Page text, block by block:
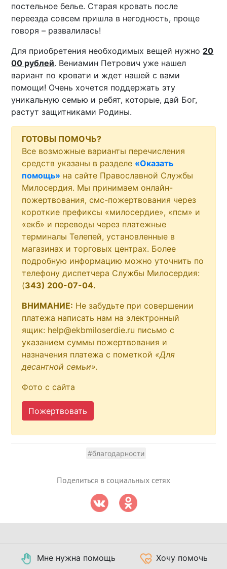
постельное белье. Старая кровать после
переезда совсем пришла в негодность, проще
говоря – развалилась!
Для приобретения необходимых вещей нужно 20
00 рублей. Вениамин Петрович уже нашел
вариант по кровати и ждет нашей с вами
помощи! Очень хочется поддержать эту
уникальную семью и ребят, которые, дай Бог,
растут защитниками Родины.
ГОТОВЫ ПОМОЧЬ?
Все возможные варианты перечисления
средств указаны в разделе «Оказать
помощь» на сайте Православной Службы
Милосердия. Мы принимаем онлайн-
пожертвования, смс-пожертвования через
короткие префиксы «милосердие», «псм» и
«екб» и переводы через платежные
терминалы Телепей, установленные в
магазинах и торговых центрах. Более
подробную информацию можно уточнить по
телефону диспетчера Службы Милосердия:
(343) 200-07-04.
ВНИМАНИЕ: Не забудьте при совершении
платежа написать нам на электронный
ящик: help@ekbmiloserdie.ru письмо с
указанием суммы пожертвования и
назначения платежа с пометкой «Для
десантной семьи».
Фото с сайта
Пожертвовать
#благодарности
Поделиться в социальных сетях
Мне нужна помощь Хочу помочь